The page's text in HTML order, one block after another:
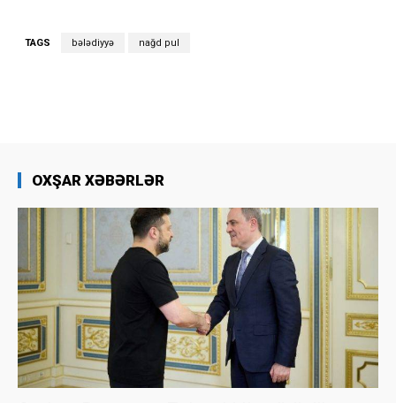
TAGS bələdiyyə nağd pul
OXŞAR XƏBƏRLƏR